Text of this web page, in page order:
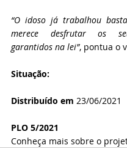
“O idoso já trabalhou
merece desfrutar os
garantidos na lei”, pontua o
Situação:
Distribuído em 23/06/2021
PLO 5/2021
Conheça mais sobre o